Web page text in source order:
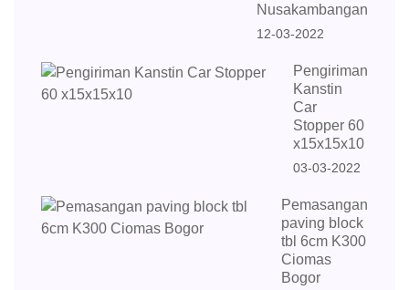
Nusakambangan
12-03-2022
Pengiriman
Kanstin
Car
Stopper 60
x15x15x10
03-03-2022
Pemasangan
paving block
tbl 6cm K300
Ciomas
Bogor